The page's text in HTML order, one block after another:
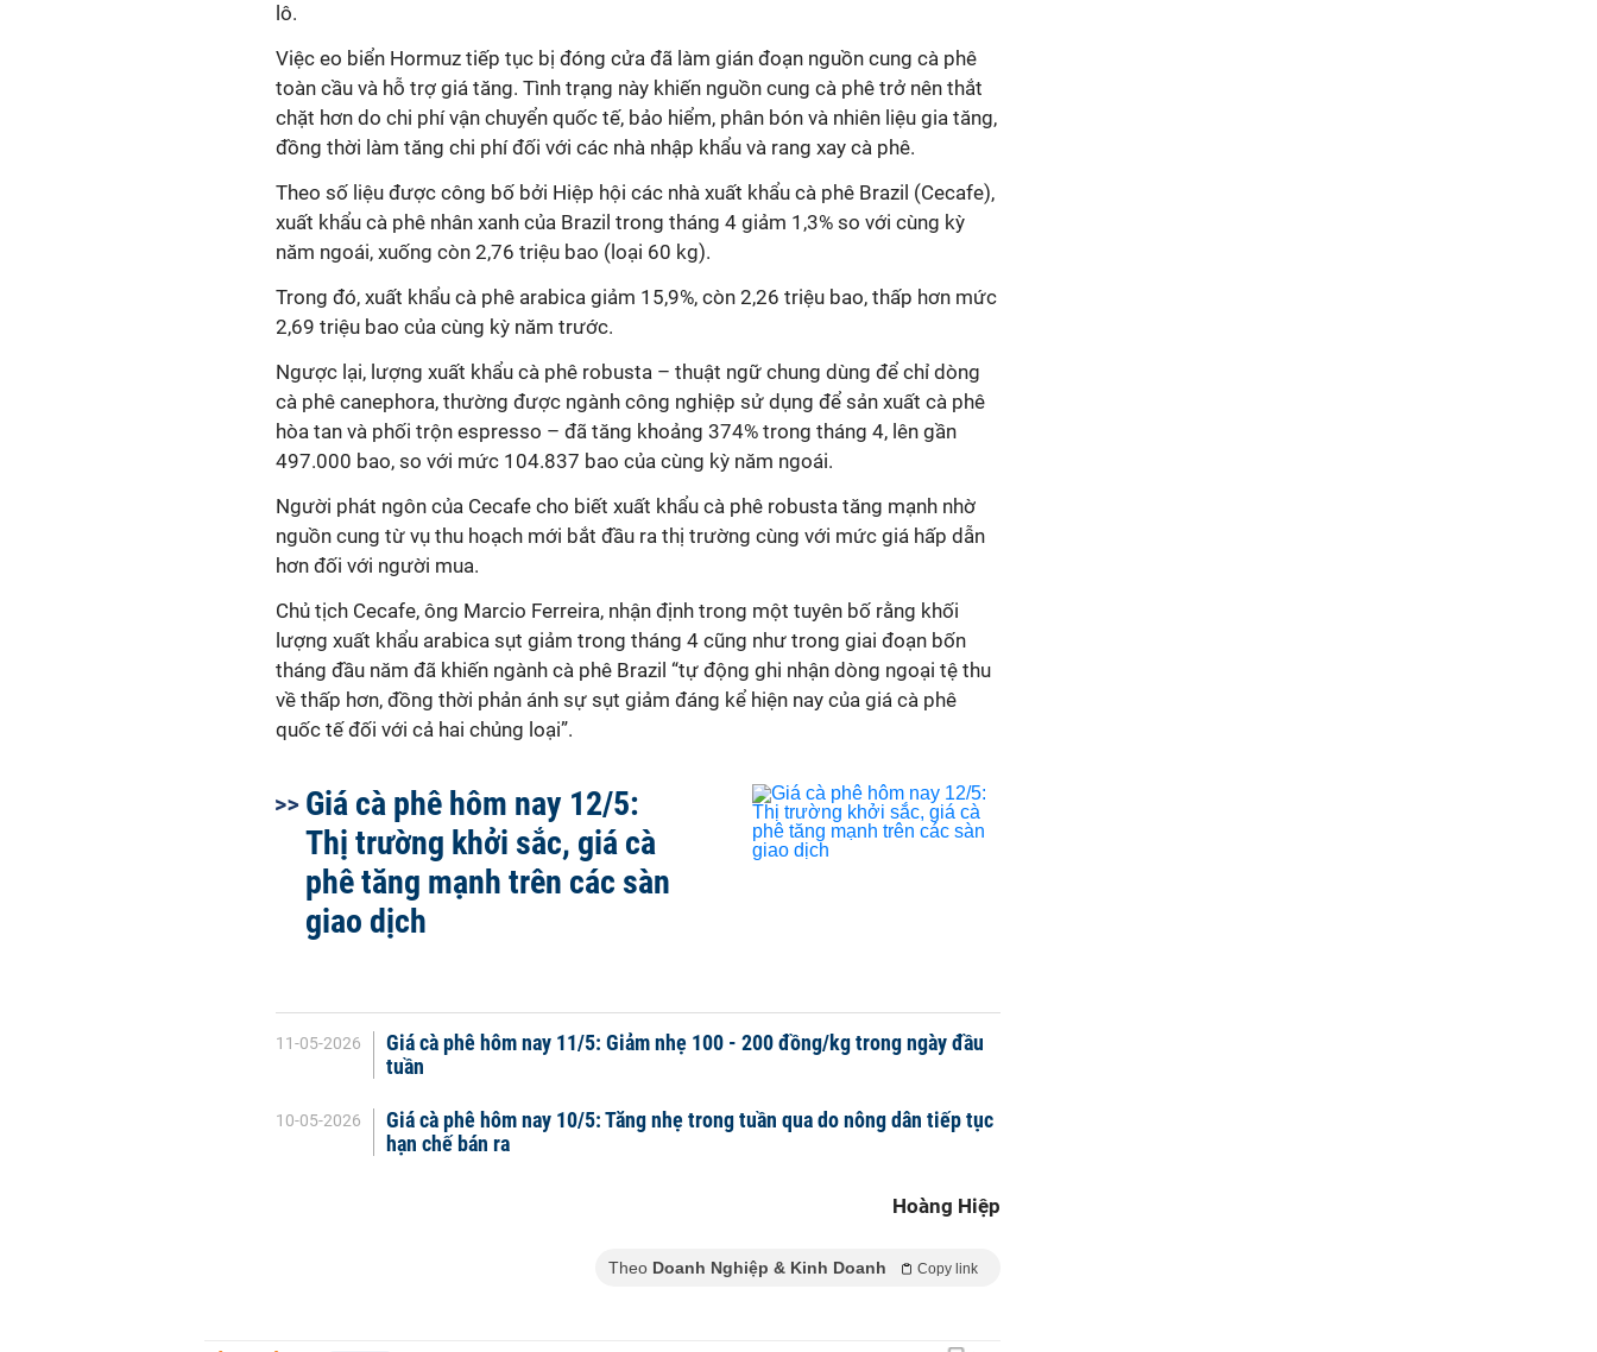
lô.
Việc eo biển Hormuz tiếp tục bị đóng cửa đã làm gián đoạn nguồn cung cà phê
toàn cầu và hỗ trợ giá tăng. Tình trạng này khiến nguồn cung cà phê trở nên thắt
chặt hơn do chi phí vận chuyển quốc tế, bảo hiểm, phân bón và nhiên liệu gia tăng,
đồng thời làm tăng chi phí đối với các nhà nhập khẩu và rang xay cà phê.
Theo số liệu được công bố bởi Hiệp hội các nhà xuất khẩu cà phê Brazil (Cecafe),
xuất khẩu cà phê nhân xanh của Brazil trong tháng 4 giảm 1,3% so với cùng kỳ
năm ngoái, xuống còn 2,76 triệu bao (loại 60 kg).
Trong đó, xuất khẩu cà phê arabica giảm 15,9%, còn 2,26 triệu bao, thấp hơn mức
2,69 triệu bao của cùng kỳ năm trước.
Ngược lại, lượng xuất khẩu cà phê robusta – thuật ngữ chung dùng để chỉ dòng
cà phê canephora, thường được ngành công nghiệp sử dụng để sản xuất cà phê
hòa tan và phối trộn espresso – đã tăng khoảng 374% trong tháng 4, lên gần
497.000 bao, so với mức 104.837 bao của cùng kỳ năm ngoái.
Người phát ngôn của Cecafe cho biết xuất khẩu cà phê robusta tăng mạnh nhờ
nguồn cung từ vụ thu hoạch mới bắt đầu ra thị trường cùng với mức giá hấp dẫn
hơn đối với người mua.
Chủ tịch Cecafe, ông Marcio Ferreira, nhận định trong một tuyên bố rằng khối
lượng xuất khẩu arabica sụt giảm trong tháng 4 cũng như trong giai đoạn bốn
tháng đầu năm đã khiến ngành cà phê Brazil “tự động ghi nhận dòng ngoại tệ thu
về thấp hơn, đồng thời phản ánh sự sụt giảm đáng kể hiện nay của giá cà phê
quốc tế đối với cả hai chủng loại”.
Giá cà phê hôm nay 12/5:
Thị trường khởi sắc, giá cà
phê tăng mạnh trên các sàn
giao dịch
11-05-2026
Giá cà phê hôm nay 11/5: Giảm nhẹ 100 - 200 đồng/kg trong ngày đầu
tuần
10-05-2026
Giá cà phê hôm nay 10/5: Tăng nhẹ trong tuần qua do nông dân tiếp tục
hạn chế bán ra
Hoàng Hiệp
Theo Doanh Nghiệp & Kinh Doanh Copy link